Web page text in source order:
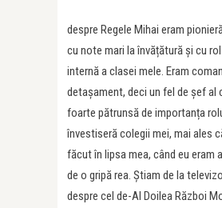
despre Regele Mihai eram
cu note mari la învățătură și cu
internă a clasei mele. Eram
detașament, deci un fel de șef al
foarte pătrunsă de importanța
învestiseră colegii mei, mai ales
făcut în lipsa mea, când eu eram
de o gripă rea. Știam de la
despre cel de-Al Doilea Război